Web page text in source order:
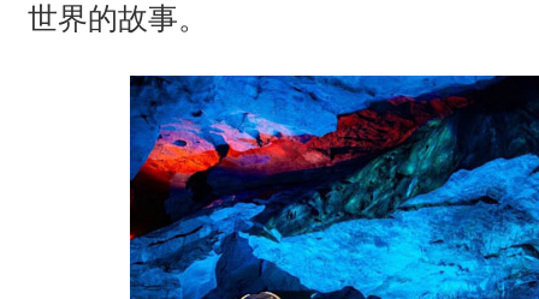
世界的故事。